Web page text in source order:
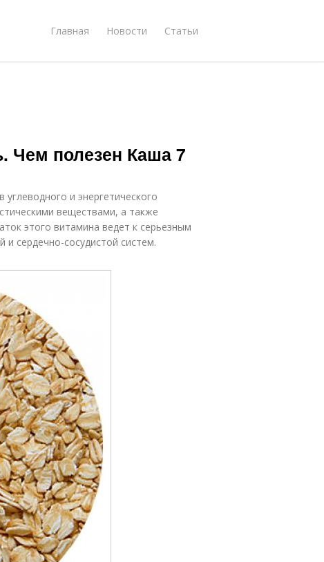
Главная Новости Статьи
Чем полезен Каша 7
и энергетического
веществами, а также
этого витамина ведет к серьезным
сердечно-сосудистой систем.